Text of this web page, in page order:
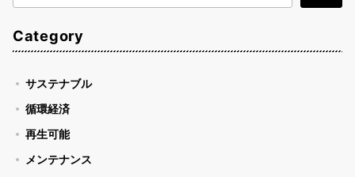
索
Category
サステナブル
循環経済
再生可能
メンテナンス